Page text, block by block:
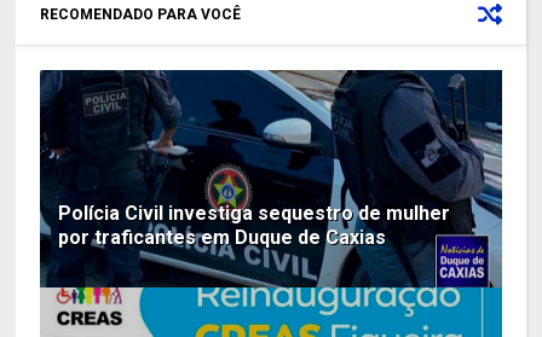
RECOMENDADO PARA VOCÊ
Polícia Civil investiga sequestro de mulher
por traficantes em Duque de Caxias